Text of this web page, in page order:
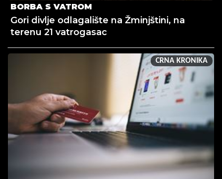
BORBA S VATROM
Gori divlje odlagalište na Žminjštini, na
terenu 21 vatrogasac
CRNA KRONIKA